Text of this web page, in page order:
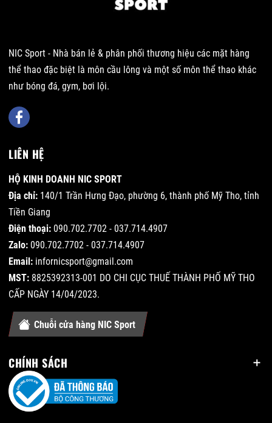
NIC Sport - Nhà bán lẻ & phân phối thương hiệu các mặt hàng
thể thao đặc biệt là môn cầu lông và một số môn thể thao khác
như bóng đá, gym, bơi lội.
LIÊN HỆ
HỘ KINH DOANH NIC SPORT
Địa chỉ: 140/1 Trần Hưng Đạo, phường 6, thành phố Mỹ Tho, tỉnh
Tiền Giang
Điện thoại: 090.702.7702 - 037.714.4907
Zalo: 090.702.7702 - 037.714.4907
Email: infornicsport@gmail.com
MST: 8825392313-001 DO CHI CỤC THUẾ THÀNH PHỐ MỸ THO
CẤP NGÀY 14/04/2023.
Chuỗi cửa hàng NIC Sport
CHÍNH SÁCH